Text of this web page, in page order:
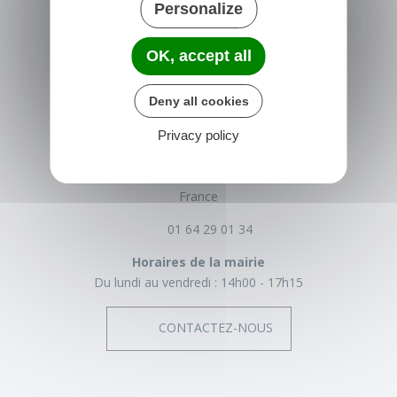
NONVILLE
France
01 64 29 01 34
Horaires de la mairie
Du lundi au vendredi : 14h00 - 17h15
CONTACTEZ-NOUS
Personalize
OK, accept all
Deny all cookies
Privacy policy